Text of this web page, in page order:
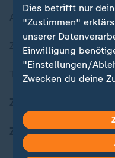
Aktuelle Sendungs-
ZDFheute Stories
Themen im Überblick
ZDFheute Apps
Dies betrifft nur
"Zustimmen"
unserer
Einwilligung
"Einstellungen/
Zwecken du deine
in deinen
Hier findest du das